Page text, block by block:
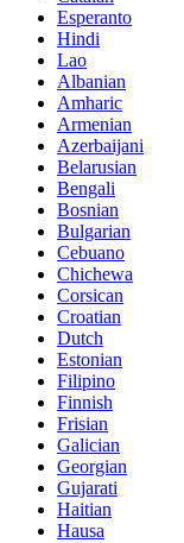
Esperanto
Hindi
Lao
Albanian
Amharic
Armenian
Azerbaijani
Belarusian
Bengali
Bosnian
Bulgarian
Cebuano
Chichewa
Corsican
Croatian
Dutch
Estonian
Filipino
Finnish
Frisian
Galician
Georgian
Gujarati
Haitian
Hausa